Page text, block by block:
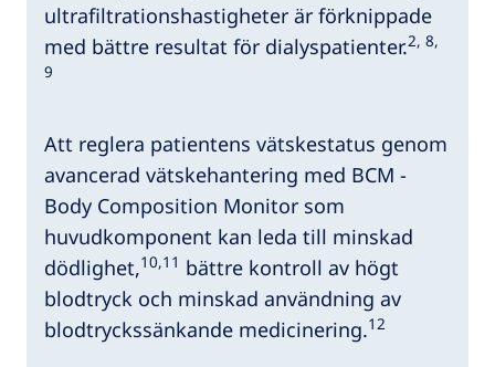
ultrafiltrationshastigheter är förknippade
med bättre resultat för dialyspatienter.2, 8,
9
Att reglera patientens vätskestatus genom
avancerad vätskehantering med BCM -
Body Composition Monitor som
huvudkomponent kan leda till minskad
dödlighet,10,11 bättre kontroll av högt
blodtryck och minskad användning av
blodtryckssänkande medicinering.12